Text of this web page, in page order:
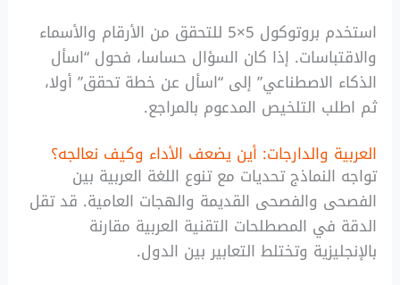
استخدم بروتوكول 5×5 للتحقق من الأرقام والأسماء
والاقتباسات. إذا كان السؤال حساسا، فحول “اسأل
الذكاء الاصطناعي” إلى “اسأل عن خطة تحقق” أولا،
ثم اطلب التلخيص المدعوم بالمراجع.
العربية والدارجات: أين يضعف الأداء وكيف نعالجه؟
تواجه النماذج تحديات مع تنوع اللغة العربية بين
الفصحى والفصحى القديمة والهجات العامية. قد تقل
الدقة في المصطلحات التقنية العربية مقارنة
بالإنجليزية وتختلط التعابير بين الدول.